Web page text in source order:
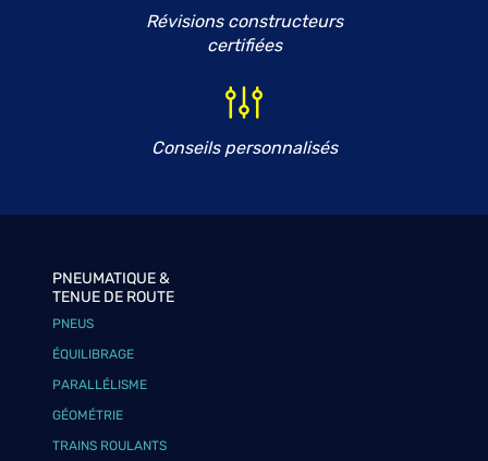
Révisions constructeurs
certifiées
Conseils personnalisés
PNEUMATIQUE &
TENUE DE ROUTE
PNEUS
ÉQUILIBRAGE
PARALLÉLISME
GÉOMÉTRIE
TRAINS ROULANTS